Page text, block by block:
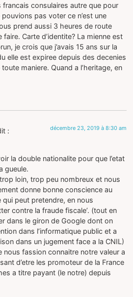
francais consulaires autre que pour
pas voter ce n’est une
prend aussi 3 heures de route
Carte d’identite? La mienne est
je crois que j’avais 15 ans sur la
elle est expiree depuis des decenies
maniere. Quand a l’heritage, en
: décembre 23, 2019 à 8:30 am
la double nationalite pour que l’etat
gueule.
loin, trop peu nombreux et nous
donne bonne conscience au
qui peut pretendre, en nous
contre la fraude fiscale’. (tout en
dans le giron de Google dont on
dans l’informatique public et a
dans un jugement face a la CNIL)
nous fassion connaitre notre valeur a
d’etre les promoteur de la France
a titre payant (le notre) depuis